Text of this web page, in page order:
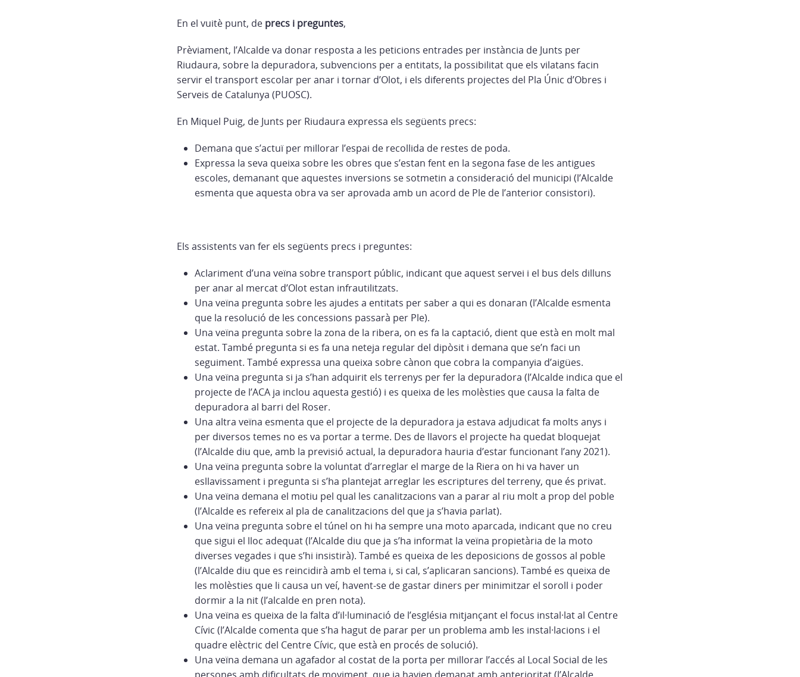
En el vuitè punt, de precs i preguntes,
Prèviament, l’Alcalde va donar resposta a les peticions entrades per instància de Junts per
Riudaura, sobre la depuradora, subvencions per a entitats, la possibilitat que els vilatans facin
servir el transport escolar per anar i tornar d’Olot, i els diferents projectes del Pla Únic d’Obres i
Serveis de Catalunya (PUOSC).
En Miquel Puig, de Junts per Riudaura expressa els següents precs:
Demana que s’actuï per millorar l’espai de recollida de restes de poda.
Expressa la seva queixa sobre les obres que s’estan fent en la segona fase de les antigues
escoles, demanant que aquestes inversions se sotmetin a consideració del municipi (l’Alcalde
esmenta que aquesta obra va ser aprovada amb un acord de Ple de l’anterior consistori).
Els assistents van fer els següents precs i preguntes:
Aclariment d’una veïna sobre transport públic, indicant que aquest servei i el bus dels dilluns
per anar al mercat d’Olot estan infrautilitzats.
Una veïna pregunta sobre les ajudes a entitats per saber a qui es donaran (l’Alcalde esmenta
que la resolució de les concessions passarà per Ple).
Una veïna pregunta sobre la zona de la ribera, on es fa la captació, dient que està en molt mal
estat. També pregunta si es fa una neteja regular del dipòsit i demana que se’n faci un
seguiment. També expressa una queixa sobre cànon que cobra la companyia d’aigües.
Una veïna pregunta si ja s’han adquirit els terrenys per fer la depuradora (l’Alcalde indica que el
projecte de l’ACA ja inclou aquesta gestió) i es queixa de les molèsties que causa la falta de
depuradora al barri del Roser.
Una altra veïna esmenta que el projecte de la depuradora ja estava adjudicat fa molts anys i
per diversos temes no es va portar a terme. Des de llavors el projecte ha quedat bloquejat
(l’Alcalde diu que, amb la previsió actual, la depuradora hauria d’estar funcionant l’any 2021).
Una veïna pregunta sobre la voluntat d’arreglar el marge de la Riera on hi va haver un
esllavissament i pregunta si s’ha plantejat arreglar les escriptures del terreny, que és privat.
Una veïna demana el motiu pel qual les canalitzacions van a parar al riu molt a prop del poble
(l’Alcalde es refereix al pla de canalitzacions del que ja s’havia parlat).
Una veïna pregunta sobre el túnel on hi ha sempre una moto aparcada, indicant que no creu
que sigui el lloc adequat (l’Alcalde diu que ja s’ha informat la veïna propietària de la moto
diverses vegades i que s’hi insistirà). També es queixa de les deposicions de gossos al poble
(l’Alcalde diu que es reincidirà amb el tema i, si cal, s’aplicaran sancions). També es queixa de
les molèsties que li causa un veí, havent-se de gastar diners per minimitzar el soroll i poder
dormir a la nit (l’alcalde en pren nota).
Una veïna es queixa de la falta d’il·luminació de l’església mitjançant el focus instal·lat al Centre
Cívic (l’Alcalde comenta que s’ha hagut de parar per un problema amb les instal·lacions i el
quadre elèctric del Centre Cívic, que està en procés de solució).
Una veïna demana un agafador al costat de la porta per millorar l’accés al Local Social de les